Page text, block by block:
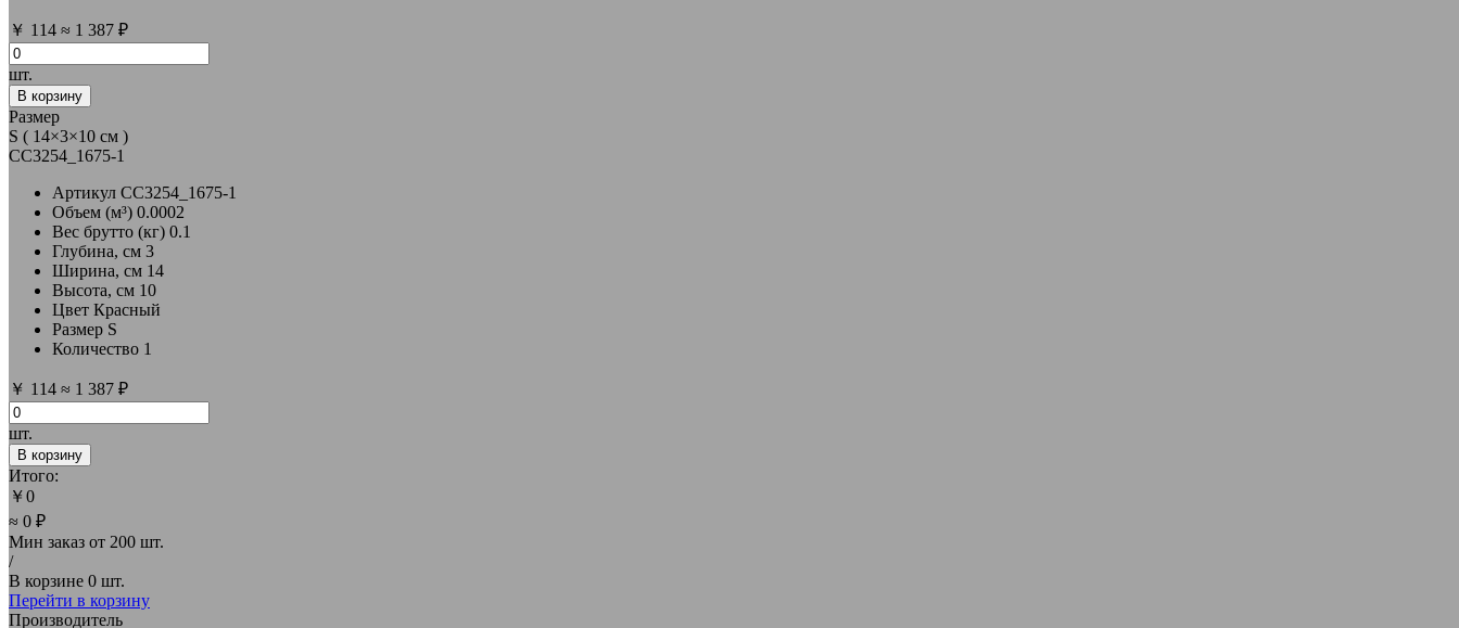
￥ 114 ≈ 1 387 ₽
шт.
В корзину
Размер
S ( 14×3×10 см )
CC3254_1675-1
Артикул CC3254_1675-1
Объем (м³) 0.0002
Вес брутто (кг) 0.1
Глубина, см 3
Ширина, см 14
Высота, см 10
Цвет Красный
Размер S
Количество 1
￥ 114 ≈ 1 387 ₽
шт.
В корзину
Итого:
￥0
≈ 0 ₽
Мин заказ от 200 шт.
/
В корзине 0 шт.
Перейти в корзину
Производитель